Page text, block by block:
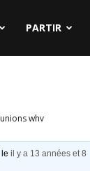
PARTIR
whv
leil y a 13 années et 8